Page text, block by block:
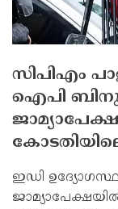
സിപിഎം
ഐപി ബിനു
ഇഡി